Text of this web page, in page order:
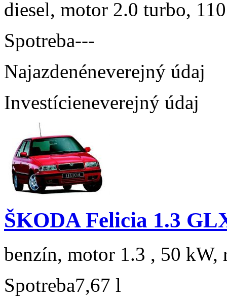
diesel, motor 2.0 turbo,
Spotreba---
Najazdenéneverejný údaj
Investícieneverejný údaj
ŠKODA Felicia 1.3
benzín, motor 1.3 , 50 kW,
Spotreba7,67 l